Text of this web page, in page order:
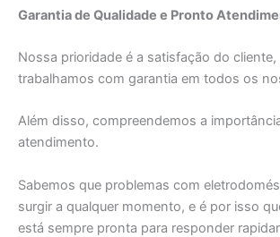
Garantia de Qualidade e Pronto
Nossa prioridade é a satisfação do
trabalhamos com garantia em todos os
Além disso, compreendemos a
atendimento.
Sabemos que problemas com
surgir a qualquer momento, e é por isso
está sempre pronta para responder